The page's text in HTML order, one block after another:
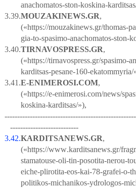
anachomatos-ston-koskina-
3.39.MOUZAKINEWS.GR,
(«https://mouzakinews.gr/thomas-
gia-to-spasimo-anachomatos-ston-
3.40.TIRNAVOSPRESS.GR,
(«https://tirnavospress.gr/spasimo-
karditsas-pesane-160-ekatommyria/
3.41.E-ENIMEROSI.COM,
(«https://e-enimerosi.com/news/
koskina-karditsas/»),
---------------------------
3.42.KARDITSANEWS.GR,
(«https://www.karditsanews.gr/
stamatouse-oli-tin-posotita-nerou-
eiche-plirotita-eos-kai-78-grafei-o-
politikos-michanikos-ydrologos-